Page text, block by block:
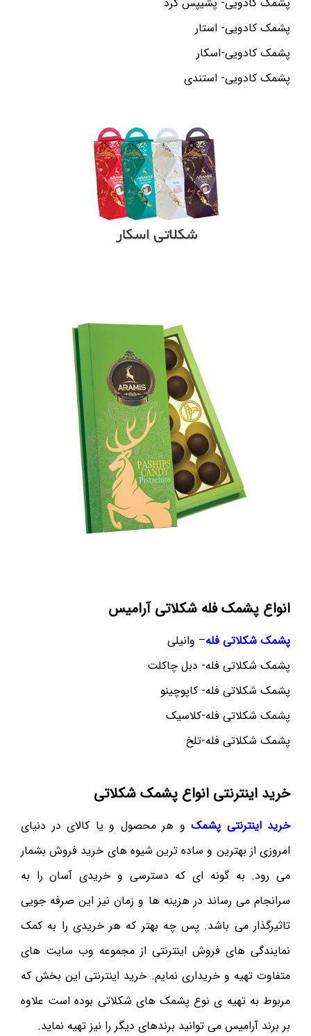
پشمک کادویی- استار
پشمک کادویی-اسکار
پشمک کادویی- استندی
انواع پشمک فله شکلاتی آرامیس
پشمک شکلاتی فله– وانیلی
پشمک شکلاتی فله- دبل چاکلت
پشمک شکلاتی فله- کاپوچینو
پشمک شکلاتی فله-کلاسیک
پشمک شکلاتی فله-تلخ
خرید اینترنتی انواع پشمک شکلاتی
خرید اینترنتی پشمک و هر محصول و یا کالای در دنیای
امروزی از بهترین و ساده ترین شیوه های خرید فروش بشمار
می رود. به گونه ای که دسترسی و خریدی آسان را به
سرانجام می رساند در هزینه ها و زمان نیز این صرفه جویی
تاثیرگذار می باشد. پس چه بهتر که هر خریدی را به کمک
نمایندگی های فروش اینترنتی از مجموعه وب سایت های
متفاوت تهیه و خریداری نمایم. خرید اینترنتی این بخش که
مربوط به تهیه ی نوع پشمک های شکلاتی بوده است علاوه
بر برند آرامیس می توانید برندهای دیگر را نیز تهیه نماید.